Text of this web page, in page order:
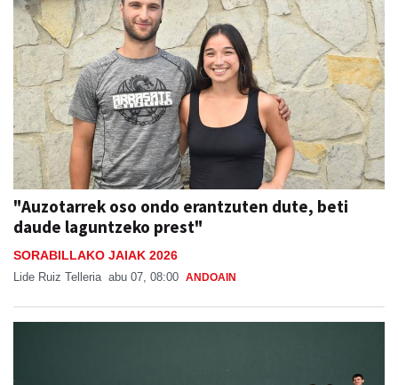
"Auzotarrek oso ondo erantzuten dute, beti
daude laguntzeko prest"
SORABILLAKO JAIAK 2026
Lide Ruiz Telleria abu 07, 08:00 ANDOAIN